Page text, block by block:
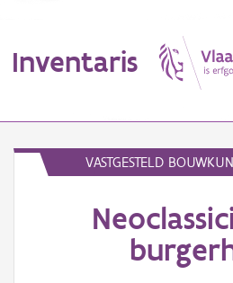
Inventaris
VASTGESTELD